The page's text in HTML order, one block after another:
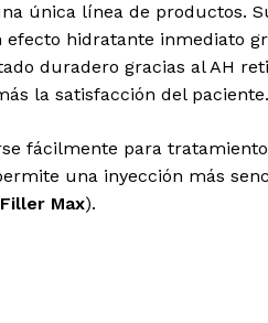
única línea de productos.
hidratante inmediato
duradero gracias al AH
la satisfacción del paciente.
fácilmente para
una inyección más
Filler Max).